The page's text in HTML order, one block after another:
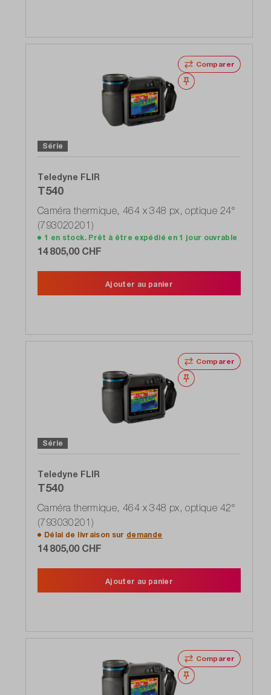
Comparer
Noter
Série
Teledyne FLIR
T540
Caméra thermique, 464 x 348 px, optique 24°
(793020201)
1 en stock. Prêt à être expédié en 1 jour ouvrable
14 805,00 CHF
Ajouter au panier
Comparer
Noter
Série
Teledyne FLIR
T540
Caméra thermique, 464 x 348 px, optique 42°
(793030201)
Délai de livraison sur demande
14 805,00 CHF
Ajouter au panier
Comparer
Noter